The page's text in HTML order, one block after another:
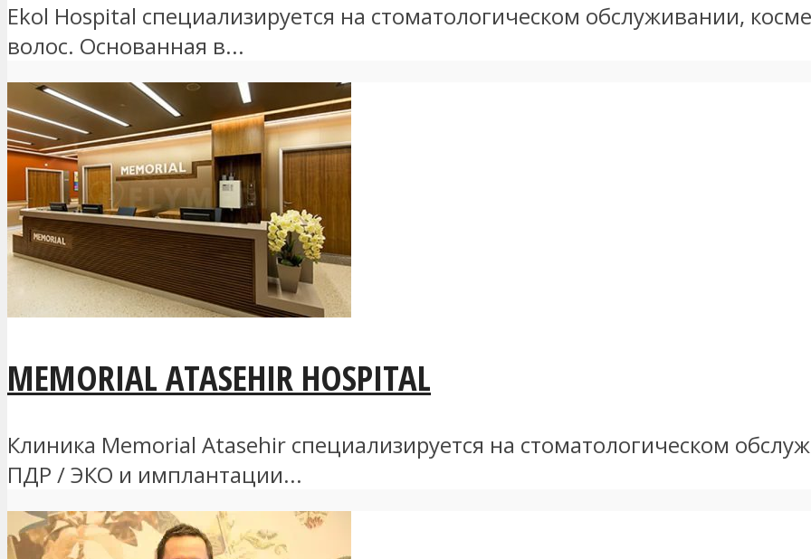
Ekol Hospital специализируется на стоматологическом обслуживании,
волос. Основанная в...
MEMORIAL ATASEHIR HOSPITAL
Клиника Memorial Atasehir специализируется на стоматологическом
ПДР / ЭКО и имплантации...